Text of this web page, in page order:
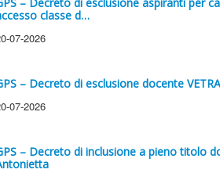
– Decreto di esclusione aspiranti per
classe d…
07-2026
– Decreto di esclusione docente
07-2026
– Decreto di inclusione a pieno titolo